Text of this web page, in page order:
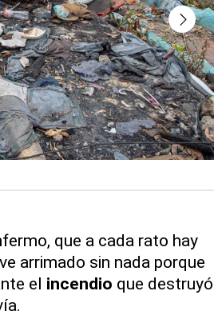
que a cada rato hay
arrimado sin nada porque
el incendio que destruyó